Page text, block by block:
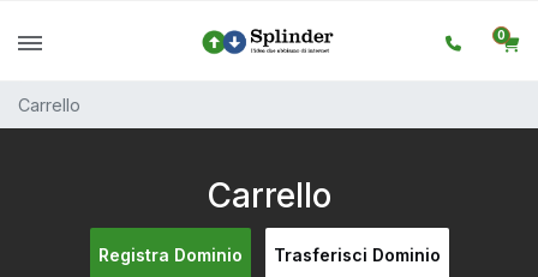
0
Carrello
Carrello
Registra Dominio Trasferisci Dominio